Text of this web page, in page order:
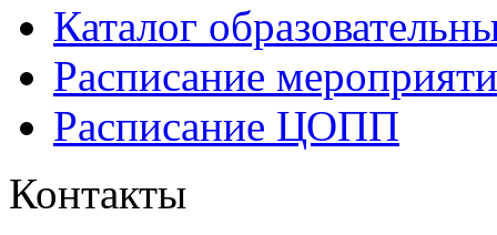
Каталог
Расписание
Расписание ЦОПП
Контакты